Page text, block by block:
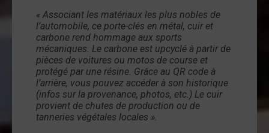
« Associant les matériaux les plus nobles de
l’automobile, ce porte-clés en métal, cuir et
carbone rend hommage aux sports
mécaniques. Le carbone est upcyclé à partir de
pièces de voitures ou motos de course et
protégé par une résine. Grâce au QR code à
l’arrière, vous pouvez accéder à son historique
(infos sur la provenance, photos, etc.) Le cuir
provient de chutes de production ou de
tanneries végétales locales ».